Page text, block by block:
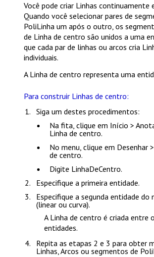
Você pode criar Linhas continuamente
Quando você selecionar pares de
PoliLinha um após o outro, os
de Linha de centro são unidos a uma
que cada par de linhas ou arcos cria
individuais.
A Linha de centro representa uma
Para construir Linhas de centro:
Siga um destes procedimentos:
Na fita, clique em Início >
Linha de centro.
No menu, clique em Desenhar
de centro.
Digite LinhaDeCentro.
Especifique a primeira entidade.
Especifique a segunda entidade do
(linear ou curva).
A Linha de centro é criada entre
entidades.
Repita as etapas 2 e 3 para obter
Linhas, Arcos ou segmentos de